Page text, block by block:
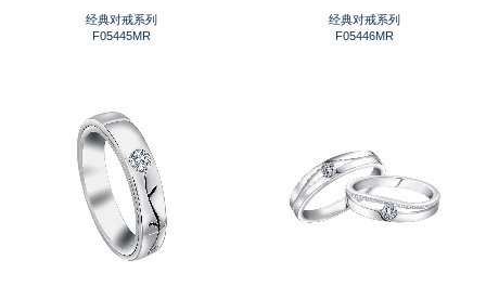
经典对戒系列
F05445MR
经典对戒系列
F05446MR